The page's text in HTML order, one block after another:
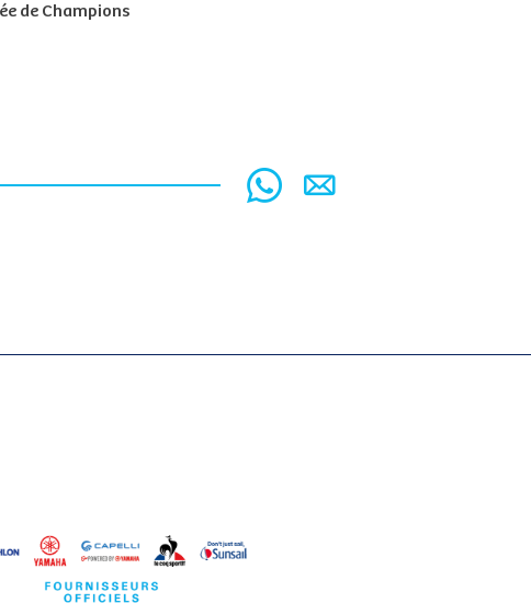
de Champions